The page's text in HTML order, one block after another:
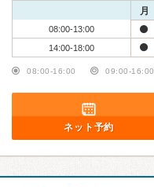
月
08:00-13:00
14:00-18:00
08:00-16:00 09:00-16:00
ネット予約